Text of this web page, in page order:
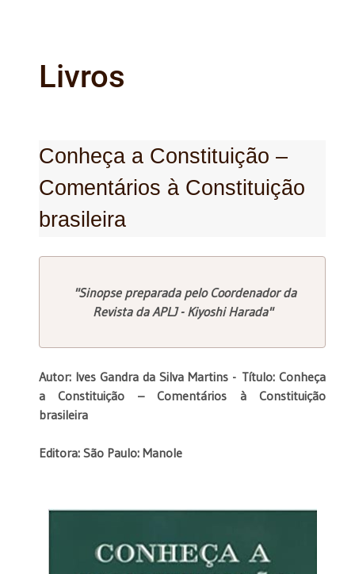
Livros
Conheça a Constituição –
Comentários à Constituição
brasileira
"Sinopse preparada pelo Coordenador da
Revista da APLJ - Kiyoshi Harada"
Autor: Ives Gandra da Silva Martins - Título: Conheça
a Constituição – Comentários à Constituição
brasileira
Editora: São Paulo: Manole